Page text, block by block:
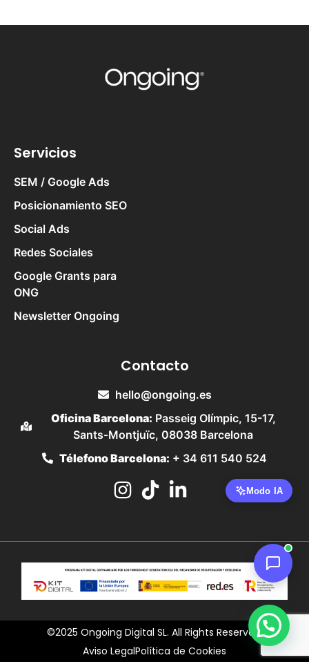
Servicios
SEM / Google Ads
Posicionamiento SEO
Social Ads
Redes Sociales
Google Grants para
ONG
Newsletter Ongoing
Contacto
hello@ongoing.es
Oficina Barcelona: Passeig Olímpic, 15-17,
Sants-Montjuïc, 08038 Barcelona
Télefono Barcelona: + 34 611 540 524
©2025 Ongoing Digital SL. All Rights Reserved.
Aviso LegalPolítica de Cookies